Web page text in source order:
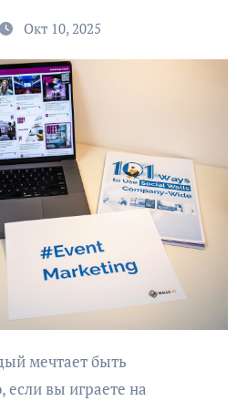
Окт 10, 2025
вы играете на